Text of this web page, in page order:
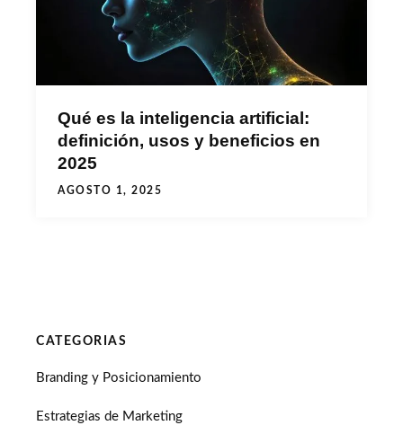
Qué es la inteligencia artificial:
definición, usos y beneficios en
2025
AGOSTO 1, 2025
CATEGORIAS
Branding y Posicionamiento
Estrategias de Marketing